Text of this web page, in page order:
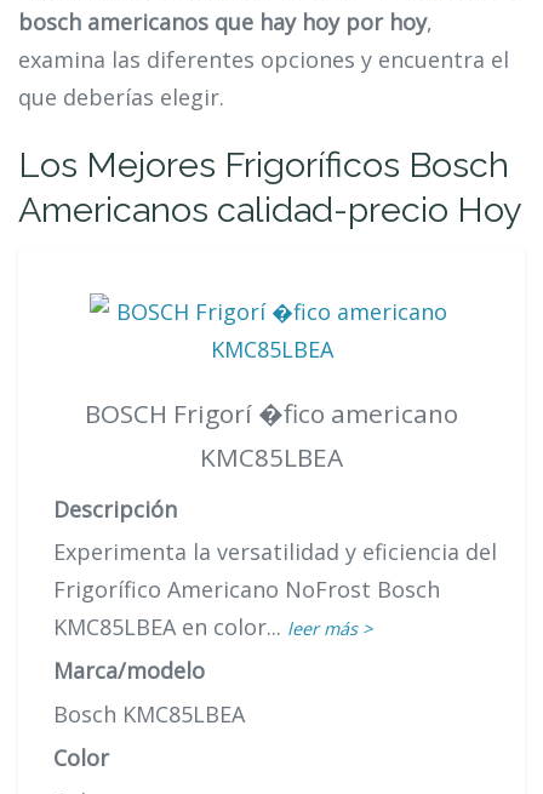
bosch americanos que hay hoy por hoy,
examina las diferentes opciones y encuentra el
que deberías elegir.
Los Mejores Frigoríficos Bosch
Americanos calidad-precio Hoy
BOSCH Frigorí �fico americano
KMC85LBEA
Descripción
Experimenta la versatilidad y eficiencia del
Frigorífico Americano NoFrost Bosch
KMC85LBEA en color... leer más >
Marca/modelo
Bosch KMC85LBEA
Color